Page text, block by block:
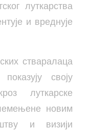
луткарства
и вреднује
стваралаца
своју
луткарске
новим
и визији